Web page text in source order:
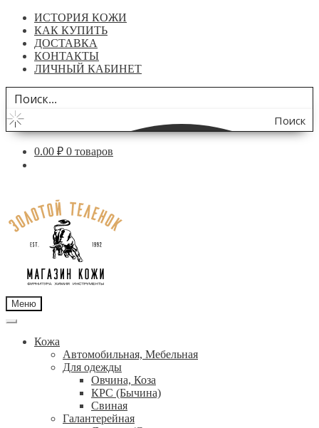
ИСТОРИЯ КОЖИ
КАК КУПИТЬ
ДОСТАВКА
КОНТАКТЫ
ЛИЧНЫЙ КАБИНЕТ
Поиск
по
0.00 ₽ 0 товаров
навигации
содержимому
Меню
Кожа
Автомобильная, Мебельная
Для одежды
Овчина, Коза
КРС (Бычина)
Свиная
Галантерейная